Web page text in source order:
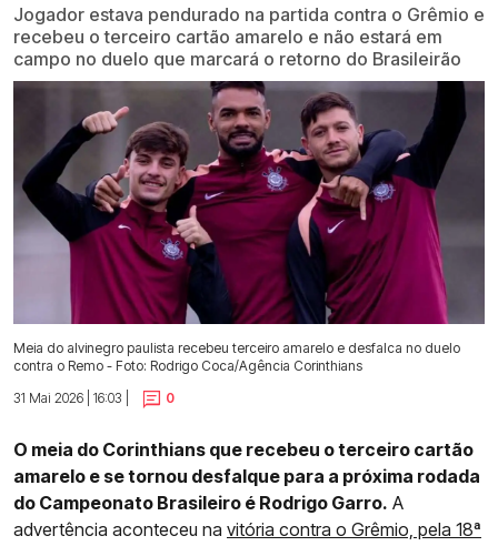
Jogador estava pendurado na partida contra o Grêmio e
recebeu o terceiro cartão amarelo e não estará em
campo no duelo que marcará o retorno do Brasileirão
Meia do alvinegro paulista recebeu terceiro amarelo e desfalca no duelo
contra o Remo - Foto: Rodrigo Coca/Agência Corinthians
31 Mai 2026 | 16:03 |
0
O meia do Corinthians que recebeu o terceiro cartão
amarelo e se tornou desfalque para a próxima rodada
do Campeonato Brasileiro é Rodrigo Garro. A
advertência aconteceu na vitória contra o Grêmio, pela 18ª